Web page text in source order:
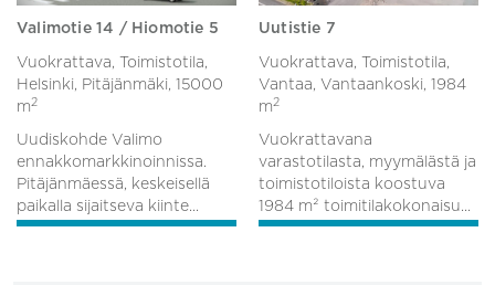
Valimotie 14 / Hiomotie 5
Vuokrattava, Toimistotila,
Helsinki, Pitäjänmäki, 15000
m 2
Uudiskohde Valimo
ennakkomarkkinoinnissa.
Pitäjänmäessä, keskeisellä
paikalla sijaitseva kiinte...
Uutistie 7
Vuokrattava, Toimistotila,
Vantaa, Vantaankoski, 1984
m 2
Vuokrattavana
varastotilasta, myymälästä ja
toimistotiloista koostuva
1984 m² toimitilakokonaisu...